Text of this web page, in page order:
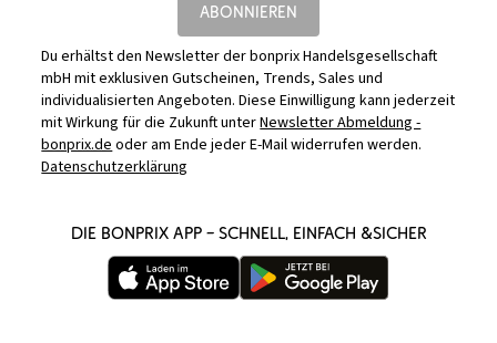
ABONNIEREN
Du erhältst den Newsletter der bonprix Handelsgesellschaft
mbH mit exklusiven Gutscheinen, Trends, Sales und
individualisierten Angeboten. Diese Einwilligung kann jederzeit
mit Wirkung für die Zukunft unterNewsletter Abmeldung -
bonprix.deoder am Ende jeder E-Mail widerrufen werden.
Datenschutzerklärung
DIE BONPRIX APP – SCHNELL, EINFACH &SICHER